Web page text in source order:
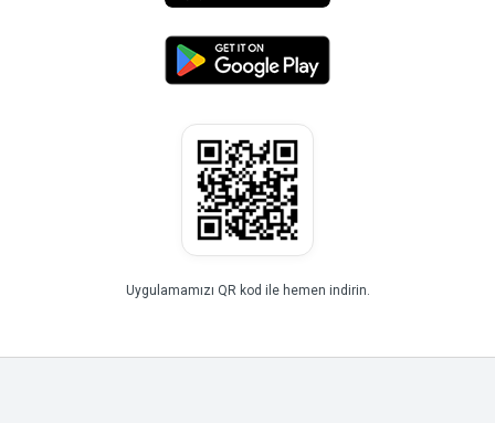
Uygulamamızı QR kod ile hemen indirin.